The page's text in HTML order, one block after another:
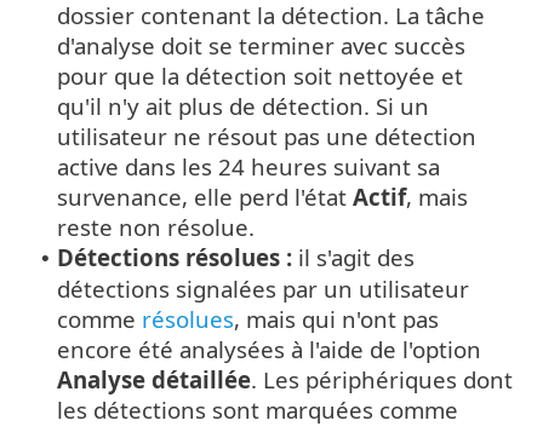
dossier contenant la détection. La tâche
d'analyse doit se terminer avec succès
pour que la détection soit nettoyée et
qu'il n'y ait plus de détection. Si un
utilisateur ne résout pas une détection
active dans les 24 heures suivant sa
survenance, elle perd l'état Actif, mais
reste non résolue.
• Détections résolues : il s'agit des
détections signalées par un utilisateur
comme résolues, mais qui n'ont pas
encore été analysées à l'aide de l'option
Analyse détaillée. Les périphériques dont
les détections sont marquées comme